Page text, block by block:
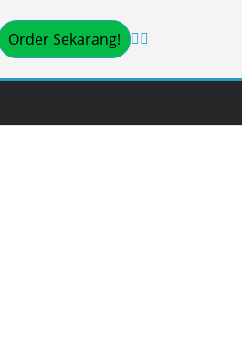
Order Sekarang!